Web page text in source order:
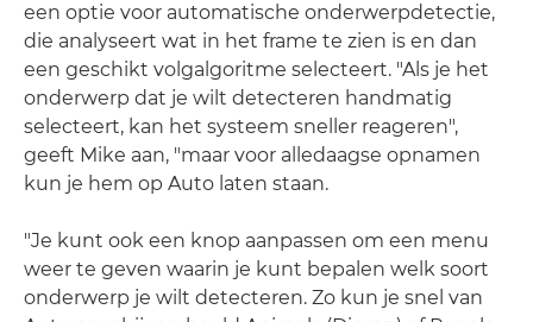
een optie voor automatische onderwerpdetectie,
die analyseert wat in het frame te zien is en dan
een geschikt volgalgoritme selecteert. "Als je het
onderwerp dat je wilt detecteren handmatig
selecteert, kan het systeem sneller reageren",
geeft Mike aan, "maar voor alledaagse opnamen
kun je hem op Auto laten staan.
"Je kunt ook een knop aanpassen om een menu
weer te geven waarin je kunt bepalen welk soort
onderwerp je wilt detecteren. Zo kun je snel van